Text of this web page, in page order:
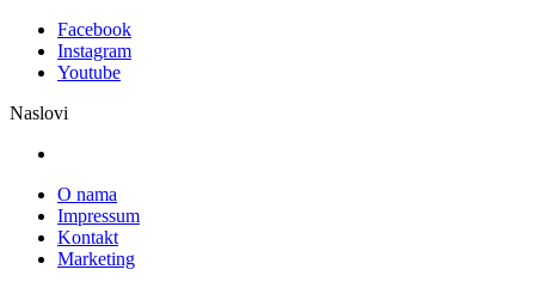
Facebook
Instagram
Youtube
Naslovi
O nama
Impressum
Kontakt
Marketing